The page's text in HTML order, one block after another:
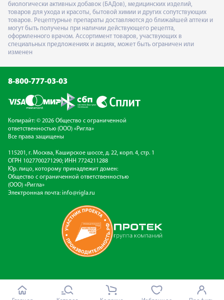
биологически активных добавок (БАДов), медицинских изделий,
товаров для ухода и красоты, бытовой химии и других сопутствующих
товаров. Рецептурные препараты доставляются до ближайшей аптеки и
могут быть получены при наличии действующего рецепта,
оформленного врачом. Ассортимент товаров, участвующих в
специальных предложениях и акциях, может быть ограничен или
изменен
8-800-777-03-03
Копирайт: © 2026 Общество с ограниченной
ответственностью (ООО) «Ригла»
Все права защищены
115201, г. Москва, Каширское шоссе, д. 22, корп. 4, стр. 1
ОГРН 1027700271290; ИНН 7724211288
Юр. лицо, которому принадлежит домен:
Общество с ограниченной ответственностью
(ООО) «Ригла»
Электронная почта: info@rigla.ru